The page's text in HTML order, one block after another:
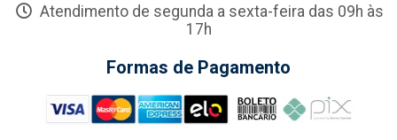
Atendimento de segunda a sexta-feira das 09h às
17h
Formas de Pagamento